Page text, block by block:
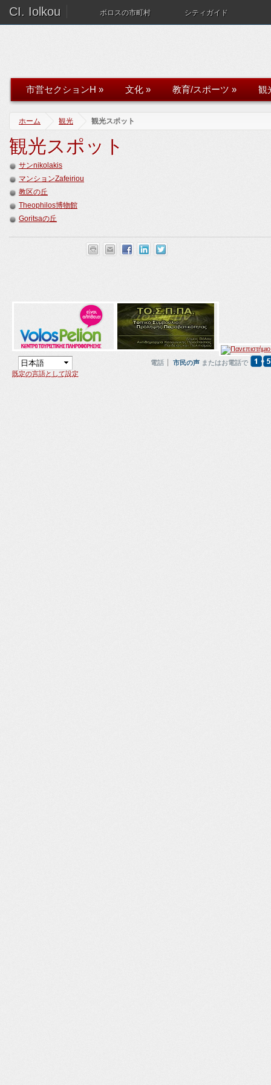
CI. Iolkou ボロスの市町村 シティガイド
市営セクションH » 文化 » 教育/スポーツ » 観
ホーム 観光 観光スポット
観光スポット
サンnikolakis
マンションZafeiriou
教区の丘
Theophilos博物館
Goritsaの丘
既定の言語として設定
電話 市民の声 またはお電話で